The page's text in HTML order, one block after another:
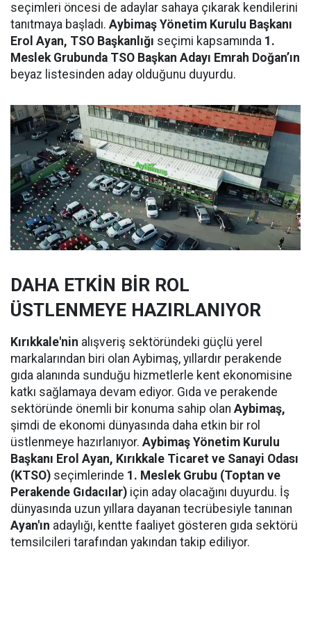
seçimleri öncesi de adaylar sahaya çıkarak kendilerini
tanıtmaya başladı. Aybimaş Yönetim Kurulu Başkanı
Erol Ayan, TSO Başkanlığı seçimi kapsamında 1.
Meslek Grubunda TSO Başkan Adayı Emrah Doğan’ın
beyaz listesinden aday olduğunu duyurdu.
DAHA ETKİN BİR ROL
ÜSTLENMEYE HAZIRLANIYOR
Kırıkkale'nin alışveriş sektöründeki güçlü yerel
markalarından biri olan Aybimaş, yıllardır perakende
gıda alanında sunduğu hizmetlerle kent ekonomisine
katkı sağlamaya devam ediyor. Gıda ve perakende
sektöründe önemli bir konuma sahip olan Aybimaş,
şimdi de ekonomi dünyasında daha etkin bir rol
üstlenmeye hazırlanıyor. Aybimaş Yönetim Kurulu
Başkanı Erol Ayan, Kırıkkale Ticaret ve Sanayi Odası
(KTSO) seçimlerinde 1. Meslek Grubu (Toptan ve
Perakende Gıdacılar) için aday olacağını duyurdu. İş
dünyasında uzun yıllara dayanan tecrübesiyle tanınan
Ayan'ın adaylığı, kentte faaliyet gösteren gıda sektörü
temsilcileri tarafından yakından takip ediliyor.